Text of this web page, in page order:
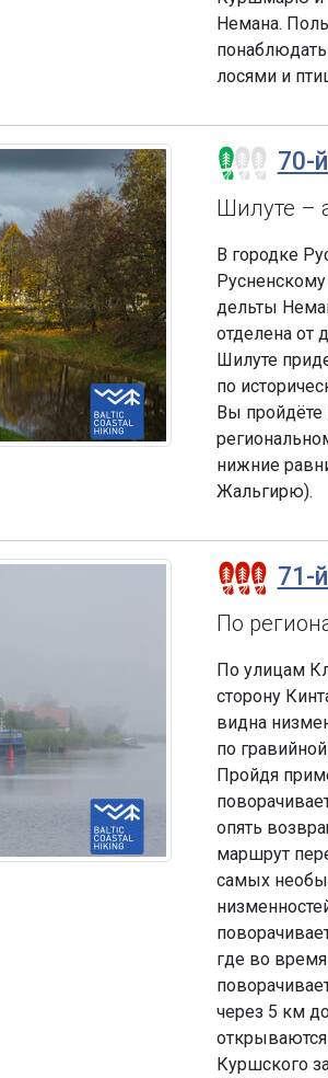
Немана.
лосями и
70-
Шилуте –
В городке
Русненскому
дельты
отделена от
Шилуте
по
Вы пройдёте
нижние
Жальгирю).
71-
По
По улицам
сторону
видна
по
Пройдя
опять
маршрут
самых
где во
через 5 км
Куршского